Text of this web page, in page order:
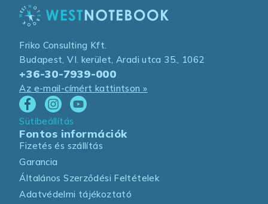
Friko Consulting Kft.
Budapest, VI. kerület, Aradi utca 35., 1062
+36-30-7939-000
Az e-mail-címért kattintson »
Sütibeállítás
Fontos információk
Fizetés és szállítás
Garancia
Általános Szerződési Feltételek
Adatvédelmi tájékoztató